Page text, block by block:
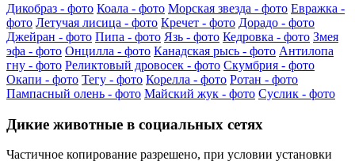
Дикобраз - фото Коала - фото Морская звезда - фото Евражка -
фото Летучая лисица - фото Кречет - фото Дорадо - фото
Джейран - фото Пипа - фото Язь - фото Кедровка - фото Змея
эфа - фото Онцилла - фото Канадская рысь - фото Антилопа
гну - фото Реликтовый дровосек - фото Скумбрия - фото
Окапи - фото Тегу - фото Корелла - фото Ротан - фото
Пампасный олень - фото Майский жук - фото Суслик - фото
Дикие животные в социальных сетях
Частичное копирование разрешено, при условии установки